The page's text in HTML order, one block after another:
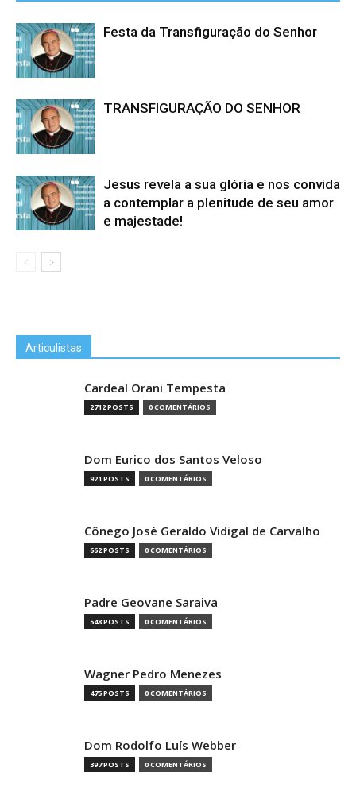
Festa da Transfiguração do Senhor
TRANSFIGURAÇÃO DO SENHOR
Jesus revela a sua glória e nos convida
a contemplar a plenitude de seu amor
e majestade!
Articulistas
Cardeal Orani Tempesta
2712 POSTS 0 COMENTÁRIOS
Dom Eurico dos Santos Veloso
921 POSTS 0 COMENTÁRIOS
Cônego José Geraldo Vidigal de Carvalho
662 POSTS 0 COMENTÁRIOS
Padre Geovane Saraiva
548 POSTS 0 COMENTÁRIOS
Wagner Pedro Menezes
475 POSTS 0 COMENTÁRIOS
Dom Rodolfo Luís Webber
397 POSTS 0 COMENTÁRIOS